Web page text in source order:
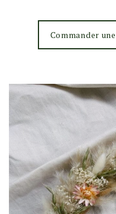
Commander